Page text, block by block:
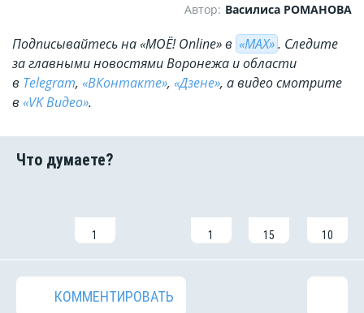
Автор: Василиса РОМАНОВА
Подписывайтесь на «МОЁ! Online» в «МАХ». Cледите
за главными новостями Воронежа и области
в Telegram, «ВКонтакте», «Дзене», а видео смотрите
в «VK Видео».
1 1 15 10
КОММЕНТИРОВАТЬ